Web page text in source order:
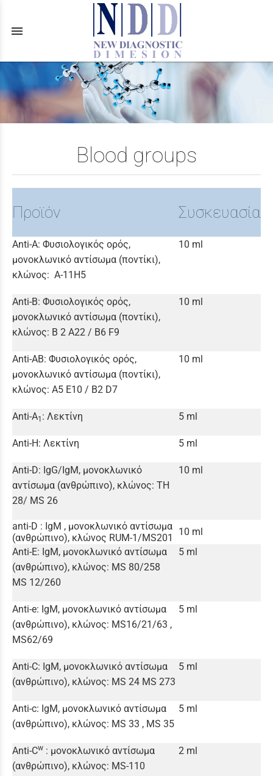
menu
Blood groups
Προϊόν Συσκευασία
Anti-A: Φυσιολογικός ορός,
μονοκλωνικό αντίσωμα (ποντίκι),
κλώνος: A-11H5
10 ml
Anti-B: Φυσιολογικός ορός,
μονοκλωνικό αντίσωμα (ποντίκι),
κλώνος: B 2 A22 / B6 F9
10 ml
Anti-AB: Φυσιολογικός ορός,
μονοκλωνικό αντίσωμα (ποντίκι),
κλώνος: A5 E10 / B2 D7
10 ml
Anti-A1 : Λεκτίνη 5 ml
Anti-H: Λεκτίνη 5 ml
Anti-D: IgG/IgM, μονοκλωνικό
αντίσωμα (ανθρώπινο), κλώνος: TH
28/ MS 26
10 ml
anti-D : IgM , μονοκλωνικό αντίσωμα
(ανθρώπινο), κλώνος RUM-1/MS201
10 ml
Anti-E: IgM, μονοκλωνικό αντίσωμα
(ανθρώπινο), κλώνος: MS 80/258
MS 12/260
5 ml
Anti-e: IgM, μονοκλωνικό αντίσωμα
(ανθρώπινο), κλώνος: MS16/21/63 ,
MS62/69
5 ml
Anti-C: IgM, μονοκλωνικό αντίσωμα
(ανθρώπινο), κλώνος: MS 24 MS 273
5 ml
Anti-c: IgM, μονοκλωνικό αντίσωμα
(ανθρώπινο), κλώνος: MS 33 , MS 35
5 ml
Anti-Cw : μονοκλωνικό αντίσωμα
(ανθρώπινο), κλώνος: MS-110
2 ml